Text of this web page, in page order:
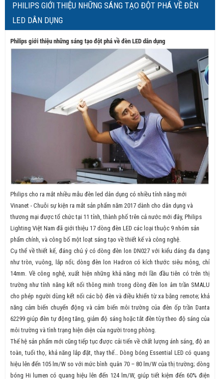
PHILIPS GIỚI THIỆU NHỮNG SÁNG TẠO ĐỘT PHÁ VỀ ĐÈN
LED DÂN DỤNG
Philips giới thiệu những sáng tạo đột phá về đèn LED dân dụng
Philips cho ra mắt nhiều mẫu đèn led dân dụng có nhiều tính năng mới
Vinanet - Chuỗi sự kiện ra mắt sản phẩm năm 2017 dành cho dân dụng và
thương mại được tổ chức tại 11 tỉnh, thành phố trên cả nước mới đây, Philips
Lighting Việt Nam đã giới thiệu 17 dòng đèn LED các loại thuộc 9 nhóm sản
phẩm chính, và công bố một loạt sáng tạo về thiết kế và công nghệ.
Cụ thể về thiết kế, đáng chú ý có dòng đèn lon DN027 với kiểu dáng đa dạng
như tròn, vuông, lắp nổi; dòng đèn lon Hadron có kích thước siêu mỏng, chỉ
14mm. Về công nghệ, xuất hiện những khả năng mới lần đầu tiên có trên thị
trường như tính năng kết nối thông minh trong dòng đèn lon âm trần SMALU
cho phép người dùng kết nối các bộ đèn và điều khiển từ xa bằng remote; khả
năng cảm biến chuyển động và cảm biến môi trường của đèn ốp trần Danta
62299 giúp đèn tự động tăng, giảm độ sáng hoặc tắt đèn tùy theo độ sáng của
môi trường và tình trạng hiện diện của người trong phòng.
Thế hệ sản phẩm mới cũng tiếp tục được cải tiến về chất lượng ánh sáng, độ an
toàn, tuổi thọ, khả năng lắp đặt, thay thế… Dòng bóng Essential LED có quang
hiệu lên đến 105 lm/W so với mức bình quân 70 – 80 lm/W của thị trường; dòng
bóng Hi lumen có quang hiệu lên đến 124 lm/W, giúp tiết kiệm đến 60% điện